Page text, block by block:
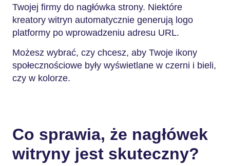
Twojej firmy do nagłówka strony. Niektóre
kreatory witryn automatycznie generują logo
platformy po wprowadzeniu adresu URL.
Możesz wybrać, czy chcesz, aby Twoje ikony
społecznościowe były wyświetlane w czerni i bieli,
czy w kolorze.
Co sprawia, że nagłówek
witryny jest skuteczny?